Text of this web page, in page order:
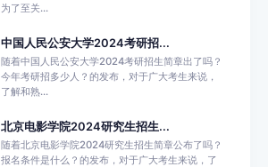
为了至关...
中国人民公安大学2024考研招...
随着中国人民公安大学2024考研招生简章出了吗？
今年考研招多少人？的发布，对于广大考生来说，
了解和熟...
北京电影学院2024研究生招生...
随着北京电影学院2024研究生招生简章公布了吗？
报名条件是什么？的发布，对于广大考生来说，了